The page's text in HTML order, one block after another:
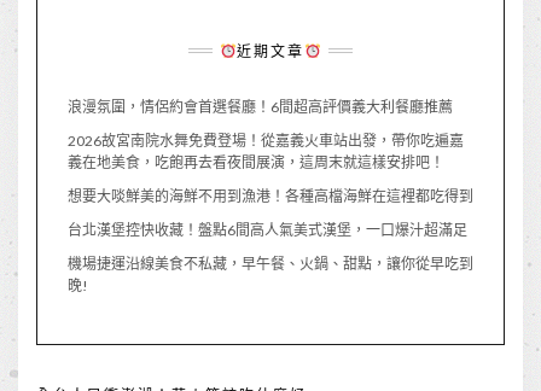
近期文章
浪漫氛圍，情侶約會首選餐廳！6間超高評價義大利餐廳推薦
2026故宮南院水舞免費登場！從嘉義火車站出發，帶你吃遍嘉
義在地美食，吃飽再去看夜間展演，這周末就這樣安排吧！
想要大啖鮮美的海鮮不用到漁港！各種高檔海鮮在這裡都吃得到
台北漢堡控快收藏！盤點6間高人氣美式漢堡，一口爆汁超滿足
機場捷運沿線美食不私藏，早午餐、火鍋、甜點，讓你從早吃到
晚!